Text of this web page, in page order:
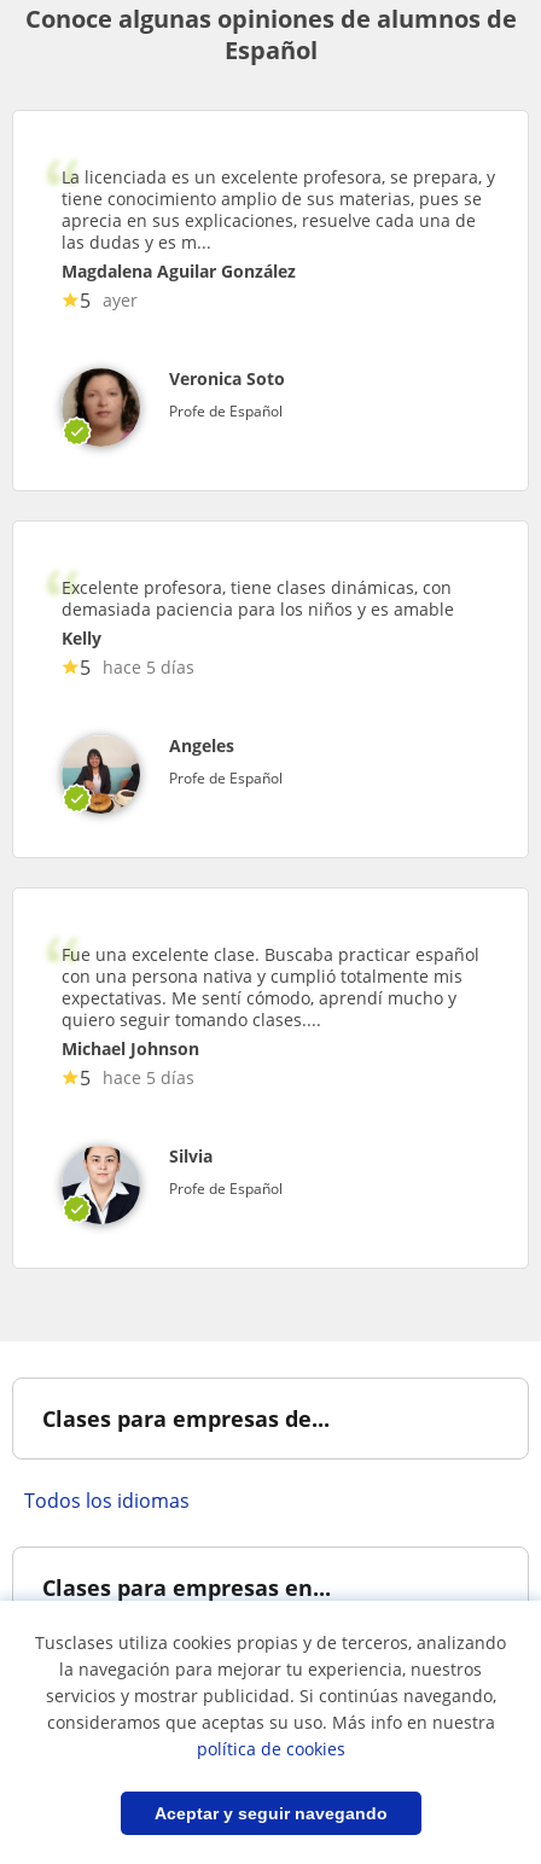
Guardar búsqueda
Conoce algunas opiniones de alumnos de
Español
La licenciada es un excelente profesora, se prepara, y
tiene conocimiento amplio de sus materias, pues se
aprecia en sus explicaciones, resuelve cada una de
las dudas y es m...
Magdalena Aguilar González
5 ayer
Veronica Soto
Profe de Español
Excelente profesora, tiene clases dinámicas, con
demasiada paciencia para los niños y es amable
Kelly
5 hace 5 días
Angeles
Profe de Español
Fue una excelente clase. Buscaba practicar español
con una persona nativa y cumplió totalmente mis
expectativas. Me sentí cómodo, aprendí mucho y
quiero seguir tomando clases....
Michael Johnson
5 hace 5 días
Silvia
Profe de Español
Clases para empresas de...
Todos los idiomas
Clases para empresas en...
Clases en
Aguascalientes
Clases en Baja
California
Clases en Chihuahua
Clases en Ciudad de
Clases en Estado de
Clases en Guanajuato
Tusclases utiliza cookies propias y de terceros, analizando
la navegación para mejorar tu experiencia, nuestros
servicios y mostrar publicidad. Si continúas navegando,
consideramos que aceptas su uso. Más info en nuestra
política de cookies
Aceptar y seguir navegando